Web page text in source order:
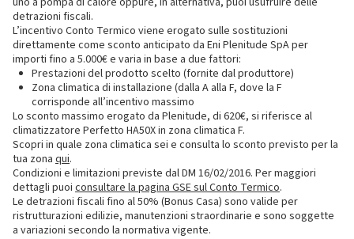
detrazioni fiscali.
L’incentivo Conto Termico viene erogato sulle sostituzioni
direttamente come sconto anticipato da Eni Plenitude SpA per
importi fino a 5.000€ e varia in base a due fattori:
Prestazioni del prodotto scelto (fornite dal produttore)
Zona climatica di installazione (dalla A alla F, dove la F
corrisponde all’incentivo massimo
Lo sconto massimo erogato da Plenitude, di 620€, si riferisce al
climatizzatore Perfetto HA50X in zona climatica F.
Scopri in quale zona climatica sei e consulta lo sconto previsto per la
tua zona qui.
Condizioni e limitazioni previste dal DM 16/02/2016. Per maggiori
dettagli puoi consultare la pagina GSE sul Conto Termico.
Le detrazioni fiscali fino al 50% (Bonus Casa) sono valide per
ristrutturazioni edilizie, manutenzioni straordinarie e sono soggette
a variazioni secondo la normativa vigente.